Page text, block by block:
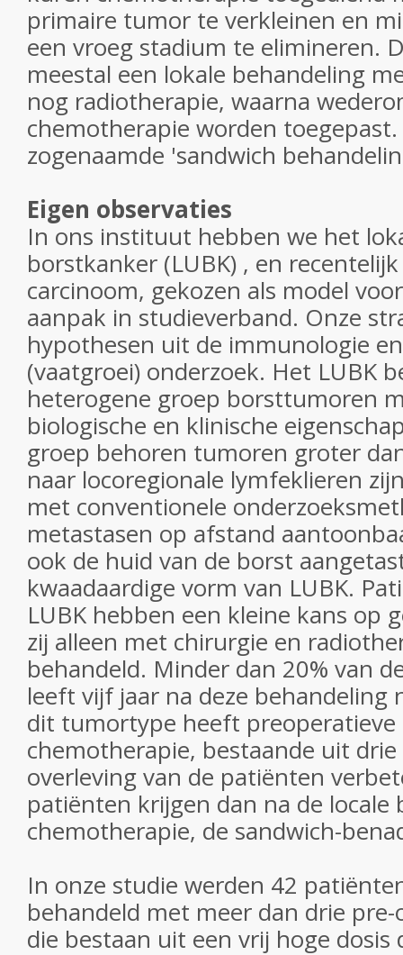
primaire tumor te verkleinen en
een vroeg stadium te elimineren.
meestal een lokale behandeling
nog radiotherapie, waarna
chemotherapie worden
zogenaamde 'sandwich
Eigen observaties
In ons instituut hebben we het
borstkanker (LUBK) , en
carcinoom, gekozen als model
aanpak in studieverband. Onze
hypothesen uit de immunologie
(vaatgroei) onderzoek. Het LUBK
heterogene groep borsttumoren
biologische en klinische
groep behoren tumoren groter
naar locoregionale lymfeklieren
met conventionele
metastasen op afstand
ook de huid van de borst
kwaadaardige vorm van LUBK.
LUBK hebben een kleine kans op
zij alleen met chirurgie en
behandeld. Minder dan 20% van
leeft vijf jaar na deze behandeling
dit tumortype heeft preoperatieve
chemotherapie, bestaande uit
overleving van de patiënten
patiënten krijgen dan na de locale
chemotherapie, de sandwich-
In onze studie werden 42
behandeld met meer dan drie
die bestaan uit een vrij hoge dosis